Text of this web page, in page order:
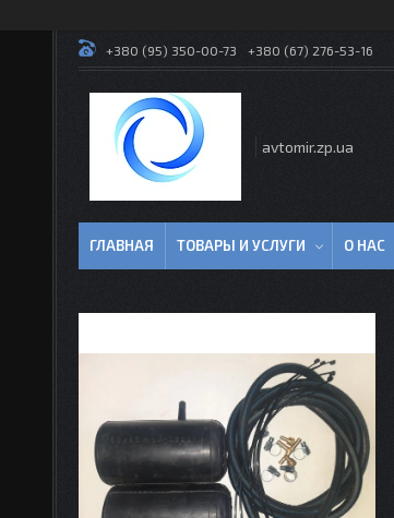
+380 (95) 350-00-73 +380 (67) 276-53-16
avtomir.zp.ua
ГЛАВНАЯ ТОВАРЫ И УСЛУГИ О НАС